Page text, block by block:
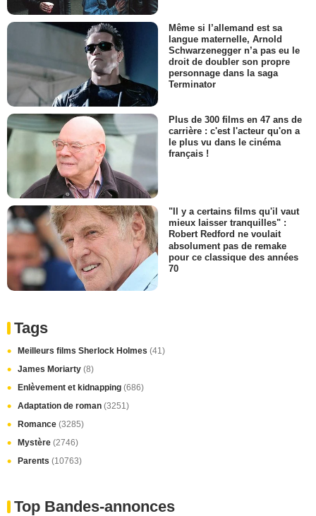
Même si l’allemand est sa
langue maternelle, Arnold
Schwarzenegger n’a pas eu le
droit de doubler son propre
personnage dans la saga
Terminator
Plus de 300 films en 47 ans de
carrière : c'est l'acteur qu'on a
le plus vu dans le cinéma
français !
"Il y a certains films qu'il vaut
mieux laisser tranquilles" :
Robert Redford ne voulait
absolument pas de remake
pour ce classique des années
70
Tags
Meilleurs films Sherlock Holmes (41)
James Moriarty (8)
Enlèvement et kidnapping (686)
Adaptation de roman (3251)
Romance (3285)
Mystère (2746)
Parents (10763)
Top Bandes-annonces